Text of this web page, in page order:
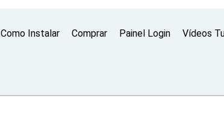
Como Instalar Comprar Painel Login Vídeos